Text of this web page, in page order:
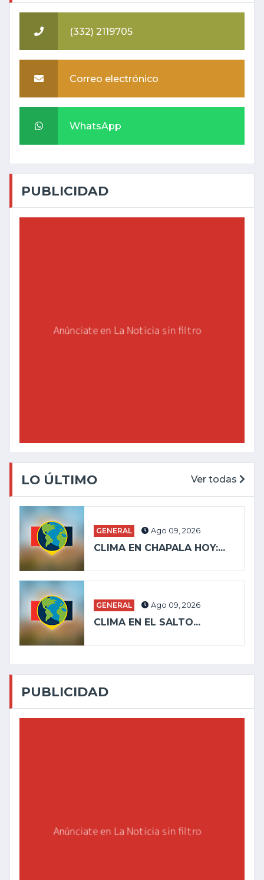
(332) 2119705
Correo electrónico
WhatsApp
PUBLICIDAD
LO ÚLTIMO Ver todas
GENERAL Ago 09, 2026
CLIMA EN CHAPALA HOY:...
GENERAL Ago 09, 2026
CLIMA EN EL SALTO...
PUBLICIDAD